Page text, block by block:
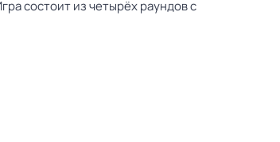
состоит из четырёх раундов с